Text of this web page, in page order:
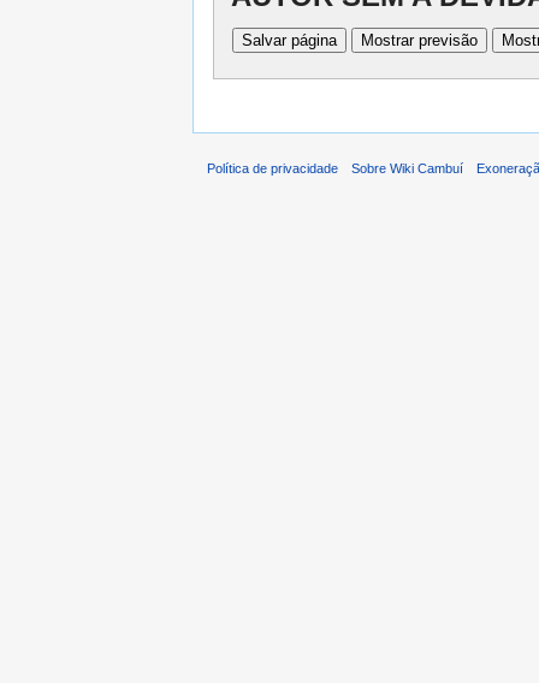
Política de privacidade Sobre Wiki Cambuí